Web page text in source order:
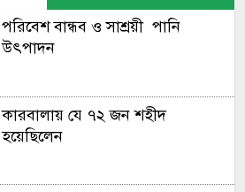
বিধ্বংসী সেঞ্চুরিতে রেকর্ডবুকে
তানজিদ তামিম
মাথায় আঘাত পেয়ে হাসপাতালে
মুস্তাফিজ
পরিবেশ বান্ধব ও সাশ্রয়ী পানি
উৎপাদন
কারবালায় যে ৭২ জন শহীদ
হয়েছিলেন